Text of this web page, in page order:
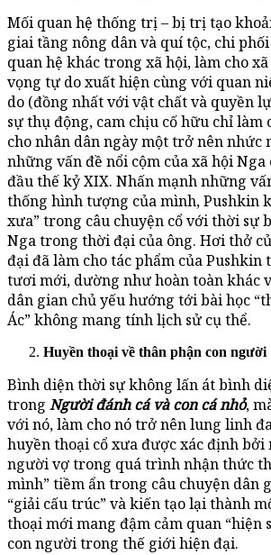
Mối quan hệ thống trị – bị trị tạo
giai tầng nông dân và quí tộc, chi
quan hệ khác trong xã hội, làm cho
vọng tự do xuất hiện cùng với quan
do (đồng nhất với vật chất và quyền
sự thụ động, cam chịu cố hữu chỉ làm
cho nhân dân ngày một trở nên nhức
những vấn đề nổi cộm của xã hội
đầu thế kỷ XIX. Nhấn mạnh những
thống hình tượng của mình, Pushkin
xưa” trong câu chuyện cổ với thời sự
Nga trong thời đại của ông. Hơi thở
đại đã làm cho tác phẩm của Pushkin
tươi mới, dường như hoàn toàn khác
dân gian chủ yếu hướng tới bài học
Ác” không mang tính lịch sử cụ thể.
Huyền thoại về thân phận con người
Bình diện thời sự không lấn át bình
trong Người đánh cá và con cá nhỏ,
với nó, làm cho nó trở nên lung linh
huyền thoại cổ xưa được xác định
người vợ trong quá trình nhận thức
mình” tiềm ẩn trong câu chuyện dân
“giải cấu trúc” và kiến tạo lại thành
thoại mới mang đậm cảm quan “hiện
con người trong thế giới hiện đại.